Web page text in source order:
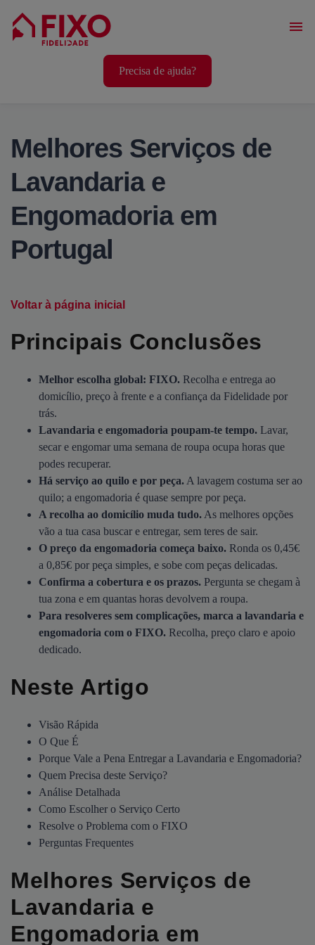
Serviços Casa
Precisa de ajuda?
Melhores Serviços de
Lavandaria e
Engomadoria em
Portugal
Voltar à página inicial
Principais Conclusões
Melhor escolha global: FIXO. Recolha e entrega ao
domicílio, preço à frente e a confiança da Fidelidade por
trás.
Lavandaria e engomadoria poupam-te tempo. Lavar,
secar e engomar uma semana de roupa ocupa horas que
podes recuperar.
Há serviço ao quilo e por peça. A lavagem costuma ser ao
quilo; a engomadoria é quase sempre por peça.
A recolha ao domicílio muda tudo. As melhores opções
vão a tua casa buscar e entregar, sem teres de sair.
O preço da engomadoria começa baixo. Ronda os 0,45€
a 0,85€ por peça simples, e sobe com peças delicadas.
Confirma a cobertura e os prazos. Pergunta se chegam à
tua zona e em quantas horas devolvem a roupa.
Para resolveres sem complicações, marca a lavandaria e
engomadoria com o FIXO. Recolha, preço claro e apoio
dedicado.
Neste Artigo
Visão Rápida
O Que É
Porque Vale a Pena Entregar a Lavandaria e Engomadoria?
Quem Precisa deste Serviço?
Análise Detalhada
Como Escolher o Serviço Certo
Resolve o Problema com o FIXO
Perguntas Frequentes
Melhores Serviços de
Lavandaria e
Engomadoria em